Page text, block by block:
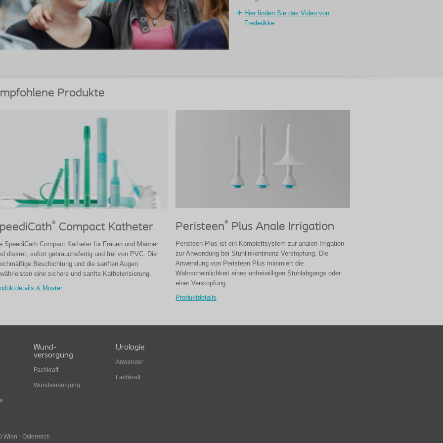
Hier finden Sie das Video von
Frederikke
Produkte
® Compact Katheter
SpeediCath Compact Katheter für Frauen und Männer
diskret, sofort gebrauchsfertig und frei von PVC. Die
Beschichtung und die sanften Augen
eine sichere und sanfte Katheterisierung.
& Muster
Peristeen® Plus Anale Irrigation
Peristeen Plus ist ein Komplettsystem zur analen Irrigation
zur Anwendung bei Stuhlinkontinenz Verstopfung. Die
Anwendung von Peristeen Plus minimiert die
Wahrscheinlichkeit eines unfreiwilligen Stuhlabgangs oder
einer Verstopfung.
Produktdetails
Wund-
versorgung
Fachkraft
Wundversorgung
Urologie
Anwender
Fachkraft
Wien - Österreich